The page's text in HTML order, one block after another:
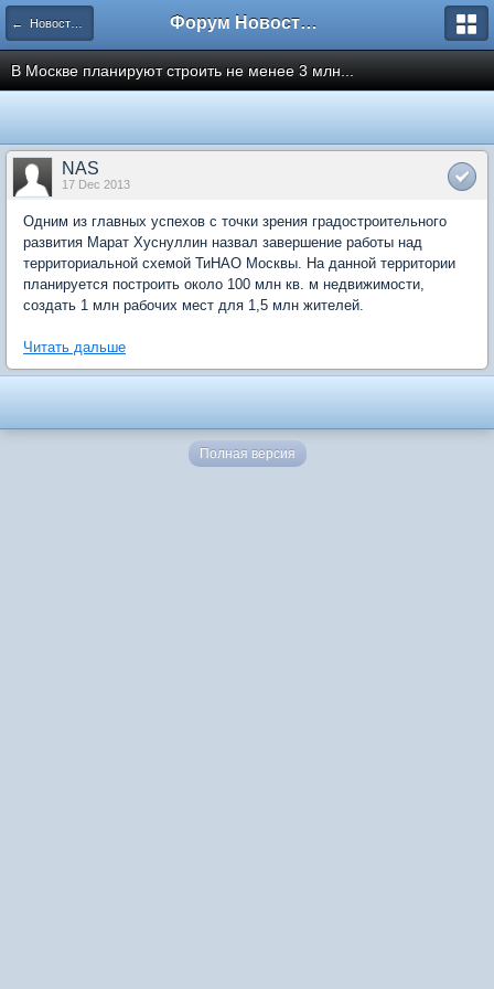
← Новости рынка недвижимости Форум Новостройки
В Москве планируют строить не менее 3 млн...
NAS
17 Dec 2013
Одним из главных успехов с точки зрения градостроительного
развития Марат Хуснуллин назвал завершение работы над
территориальной схемой ТиНАО Москвы. На данной территории
планируется построить около 100 млн кв. м недвижимости,
создать 1 млн рабочих мест для 1,5 млн жителей.
Читать дальше
Полная версия